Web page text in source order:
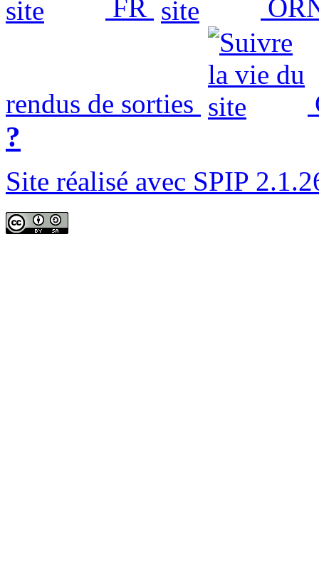
FR
rendus de sorties
?
Site réalisé avec SPIP